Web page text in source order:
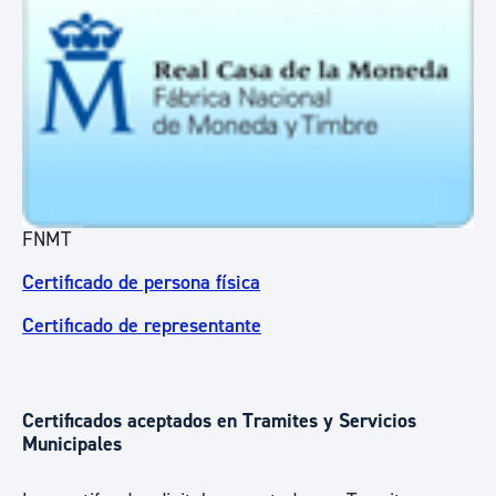
FNMT
Certificado de persona física
Certificado de representante
Certificados aceptados en Tramites y Servicios
Municipales